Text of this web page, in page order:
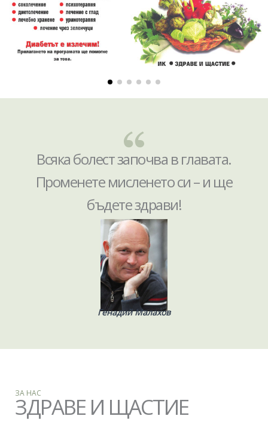
Всяка болест започва в главата.
Променете мисленето си – и ще
бъдете здрави!
Генадий Малахов
ЗА НАС
ЗДРАВЕ И ЩАСТИЕ